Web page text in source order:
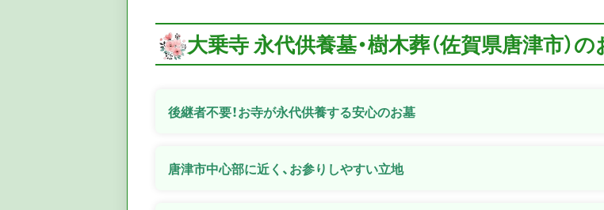
大乗寺 永代供養墓・樹木葬（佐賀県唐津市）
後継者不要！お寺が永代供養する安心のお墓
唐津市中心部に近く、お参りしやすい立地